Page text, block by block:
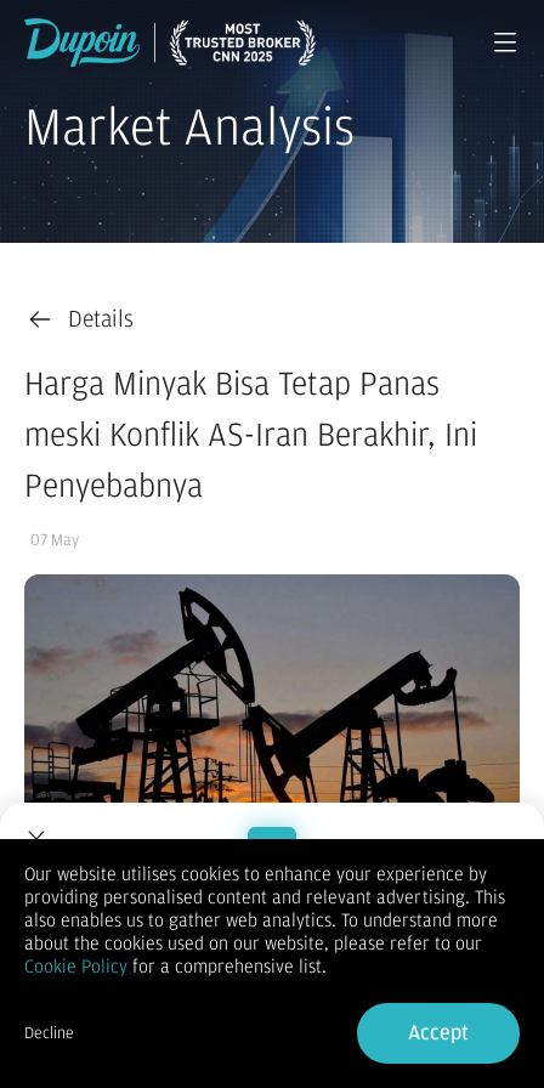
Market Analysis
Details
Harga Minyak Bisa Tetap Panas
meski Konflik AS-Iran Berakhir, Ini
Penyebabnya
07 May
KONTAN.CO.ID - Pasokan minyak global diperkirakan akan
semakin ketat dalam beberapa pekan ke depan, bahkan jika
Amerika Serikat dan Iran mencapai kesepakatan damai untuk
berminggu-minggu agar pengiriman minyak dari kawasan
Teluk Timur Tengah kembali normal dan mencapai kilang di
Welcome to Dupoin.
Trade with a Trusted Broker
Sign in
Our website utilises cookies to enhance your experience by
providing personalised content and relevant advertising. This
also enables us to gather web analytics. To understand more
about the cookies used on our website, please refer to our
Cookie Policy for a comprehensive list.
Decline Accept